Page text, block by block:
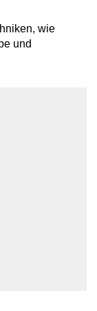
wie
und